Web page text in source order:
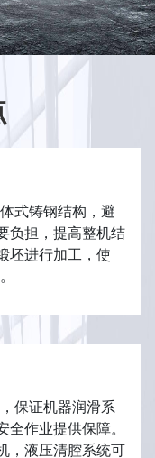
式铸钢结构，避
负担，提高整机结
坯进行加工，使
保证机器润滑系
作业提供保障。
，液压清腔系统可